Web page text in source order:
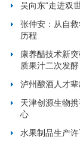
吴向东“走进双
张仲安：从自
历程
康养醋技术新
质果汁二次发酵
泸州酿酒人才
天津创源生物
心
水果制品生产